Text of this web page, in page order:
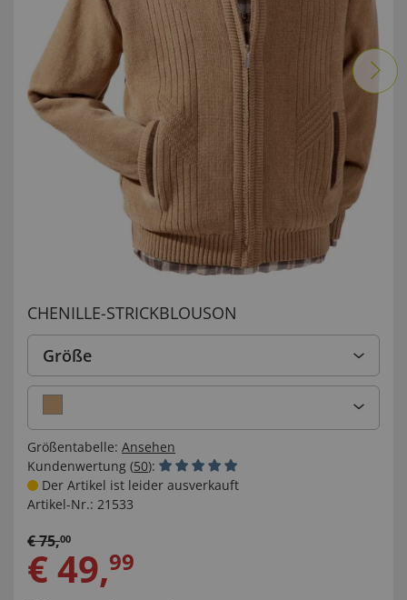
CHENILLE-STRICKBLOUSON
Größe
Größentabelle: Ansehen
Kundenwertung (50):
Der Artikel ist leider ausverkauft
Artikel-Nr.: 21533
€75,00
€49,99